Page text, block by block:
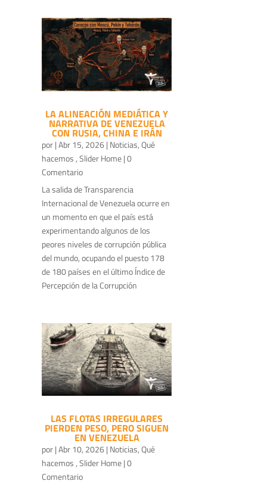
LA ALINEACIÓN MEDIÁTICA Y
NARRATIVA DE VENEZUELA
CON RUSIA, CHINA E IRÁN
por|Abr 15, 2026| Noticias,Qué
hacemos ,Slider Home| 0
Comentario
La salida de Transparencia
Internacional de Venezuela ocurre en
un momento en que el país está
experimentando algunos de los
peores niveles de corrupción pública
del mundo, ocupando el puesto 178
de 180 países en el último Índice de
Percepción de la Corrupción
LAS FLOTAS IRREGULARES
PIERDEN PESO, PERO SIGUEN
EN VENEZUELA
por|Abr 10, 2026| Noticias,Qué
hacemos,Slider Home| 0
Comentario